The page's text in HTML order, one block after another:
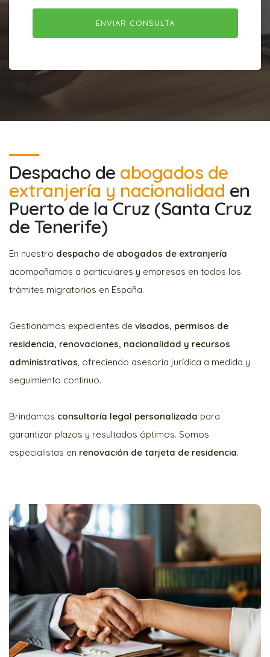
Despacho de abogados de
extranjería y nacionalidad en
Puerto de la Cruz (Santa Cruz
de Tenerife)
En nuestro despacho de abogados de extranjería
acompañamos a particulares y empresas en todos los
trámites migratorios en España.
Gestionamos expedientes de visados, permisos de
residencia, renovaciones, nacionalidad y recursos
administrativos, ofreciendo asesoría jurídica a medida y
seguimiento continuo.
Brindamos consultoría legal personalizada para
garantizar plazos y resultados óptimos. Somos
especialistas en renovación de tarjeta de residencia.